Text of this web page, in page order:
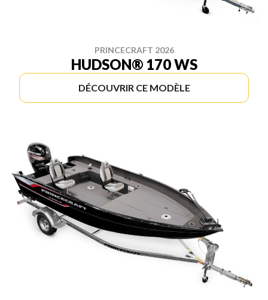
PRINCECRAFT 2026
HUDSON® 170 WS
DÉCOUVRIR CE MODÈLE